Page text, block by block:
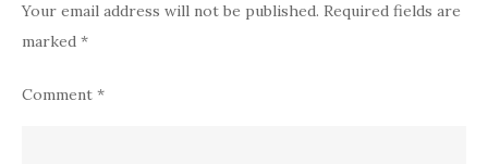
Your email address will not be published. Required fields are
marked *
Comment *